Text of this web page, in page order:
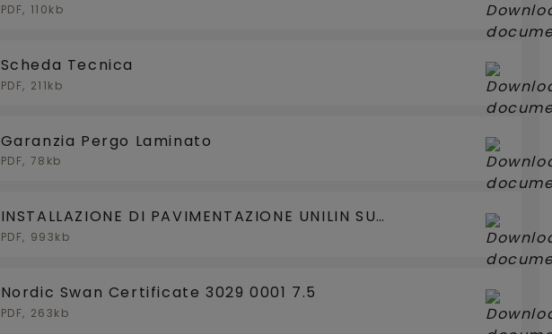
PDF, 110kb
Scheda Tecnica
PDF, 211kb
Garanzia Pergo Laminato
PDF, 78kb
INSTALLAZIONE DI PAVIMENTAZIONE UNILIN SU
PDF, 993kb
Nordic Swan Certificate 3029 0001 7.5
PDF, 263kb